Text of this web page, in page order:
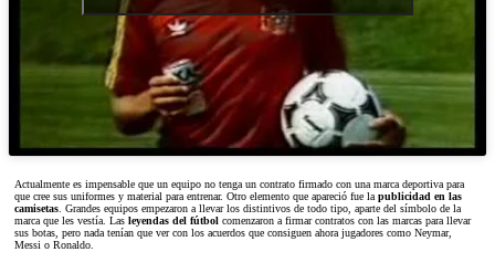
Actualmente es impensable que un equipo no tenga un contrato firmado con una marca deportiva para
que cree sus uniformes y material para entrenar. Otro elemento que apareció fue la publicidad en las
camisetas . Grandes equipos empezaron a llevar los distintivos de todo tipo, aparte del símbolo de la
marca que les vestía. Las leyendas del fútbol comenzaron a firmar contratos con las marcas para llevar
sus botas, pero nada tenían que ver con los acuerdos que consiguen ahora jugadores como Neymar,
Messi o Ronaldo.